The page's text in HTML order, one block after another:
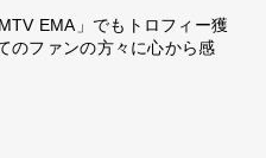
EMA」でもトロフィー獲
のファンの方々に心から感